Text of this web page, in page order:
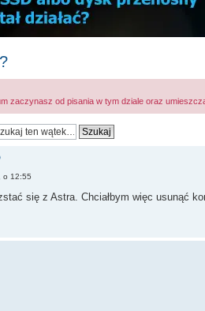
zaczynasz od pisania w tym dziale oraz
o 12:55
się z Astra. Chciałbym więc usunąć